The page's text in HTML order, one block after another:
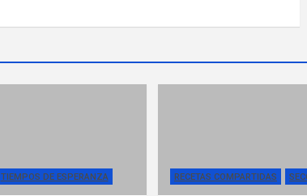
TIEMPOS DE ESPERANZA RECETAS COMPARTIDAS